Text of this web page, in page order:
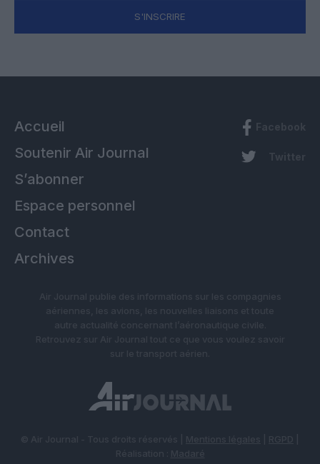
S'INSCRIRE
Accueil
Soutenir Air Journal
S’abonner
Espace personnel
Contact
Archives